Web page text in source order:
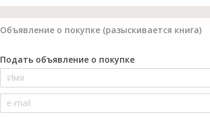
Объявление о покупке (разыскивается книга)
Подать объявление о покупке